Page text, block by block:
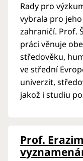
Rady pro
vybrala pro jeho
zahraničí. Prof.
práci věnuje
středověku,
ve střední
univerzit,
jakož i studiu
humanismu …
Prof.